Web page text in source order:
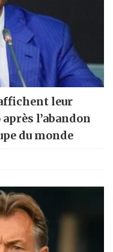
leur
l’abandon
du monde